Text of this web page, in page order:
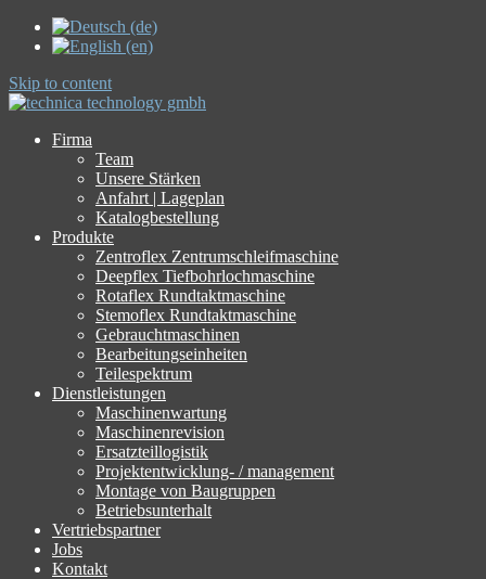
Skip to content
Firma
Team
Unsere Stärken
Anfahrt | Lageplan
Katalogbestellung
Produkte
Zentroflex Zentrumschleifmaschine
Deepflex Tiefbohrlochmaschine
Rotaflex Rundtaktmaschine
Stemoflex Rundtaktmaschine
Gebrauchtmaschinen
Bearbeitungseinheiten
Teilespektrum
Dienstleistungen
Maschinenwartung
Maschinenrevision
Ersatzteillogistik
Projektentwicklung- / management
Montage von Baugruppen
Betriebsunterhalt
Vertriebspartner
Jobs
Kontakt